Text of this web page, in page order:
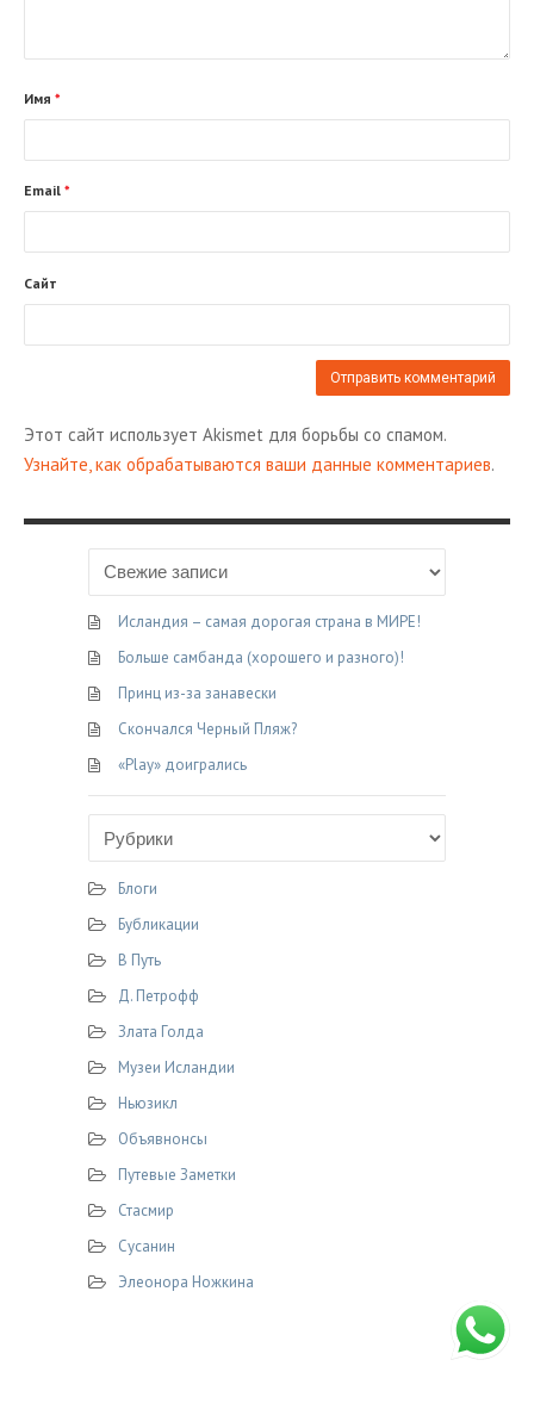
Имя *
Email *
Сайт
Этот сайт использует Akismet для борьбы со спамом.
Узнайте, как обрабатываются ваши данные комментариев.
Исландия – самая дорогая страна в МИРЕ!
Больше самбанда (хорошего и разного)!
Принц из-за занавески
Скончался Черный Пляж?
«Play» доигрались
Блоги
Бубликации
В Путь
Д. Петрофф
Злата Голда
Музеи Исландии
Ньюзикл
Объявнонсы
Путевые Заметки
Стасмир
Сусанин
Элеонора Ножкина